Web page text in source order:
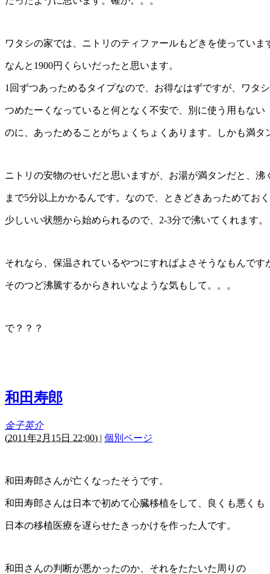
ワタシの家では、ニトリのティファールもどきを使っていま
なんと1900円くらいだったと思います。
1回ずつあっためるタイプなので、お得なはずですが、ワタ
つめたーくなっていると何となく不安で、別に使う用もない
のに、あっためることがちょくちょくあります。しかも満タ
ニトリの安物のせいだと思いますが、お湯が満タンだと、沸
まで5分以上かかるんです。なので、ときどきあっためてお
少しいい状態から始められるので、2-3分で沸いてくれます。
それなら、保温されているやつにすればよさそうなもんです
そのつど沸騰するからきれいなような気もして。。。
で？？？
和田寿郎
金子英介
(2011年2月15日 22:00) | 個別ページ
和田寿郎さんが亡くなったそうです。
和田寿郎さんは日本で初めて心臓移植をして、良くも悪くも
日本の移植医療を遅らせたきっかけを作った人です。
和田さんの判断が悪かったのか、それをたたいた周りの